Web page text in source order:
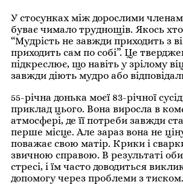
У стосунках між дорослими
буває чимало труднощів. Якось
“Мудрість не завжди приходить з
приходить сам по собі”. Це
підкреслює, що навіть у зрілому
завжди діють мудро або
55-річна донька моєї 83-річної
приклад цього. Вона виросла в
атмосфері, де її потреби завжди
перше місце. Але зараз вона не
поважає свою матір. Крики і
звичною справою. В результаті
стресі, і їм часто доводиться
допомогу через проблеми з тиском.